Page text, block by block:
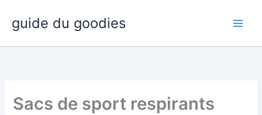
contenu
guide du goodies
Sacs de sport respirants